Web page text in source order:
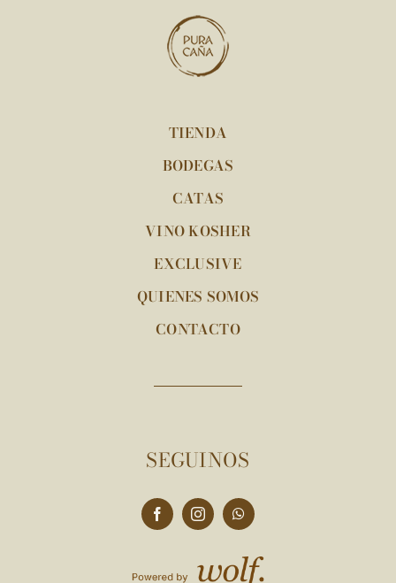
TIENDA
BODEGAS
CATAS
VINO KOSHER
EXCLUSIVE
QUIENES SOMOS
CONTACTO
SEGUINOS